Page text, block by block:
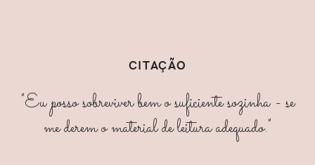
CITAÇÃO
"Eu posso sobreviver bem o suficiente sozinha - se
me derem o material de leitura adequado."